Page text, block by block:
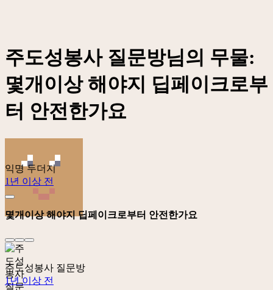
주도성봉사 질문방님의 무물:
몇개이상 해야지 딥페이크로부
터 안전한가요
익명 두더지
1년 이상 전
몇개이상 해야지 딥페이크로부터 안전한가요
주도성봉사 질문방
1년 이상 전